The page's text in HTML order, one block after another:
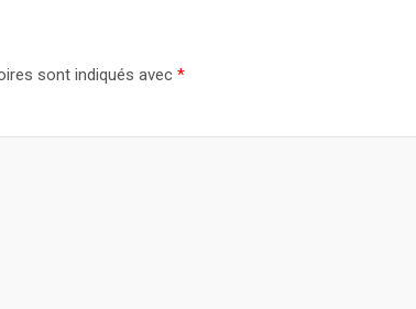
sont indiqués avec *